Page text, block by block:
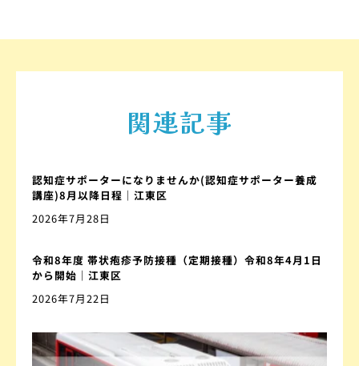
関連記事
認知症サポーターになりませんか(認知症サポーター養成
講座)8月以降日程｜江東区
2026年7月28日
令和8年度 帯状疱疹予防接種（定期接種）令和8年4月1日
から開始｜江東区
2026年7月22日